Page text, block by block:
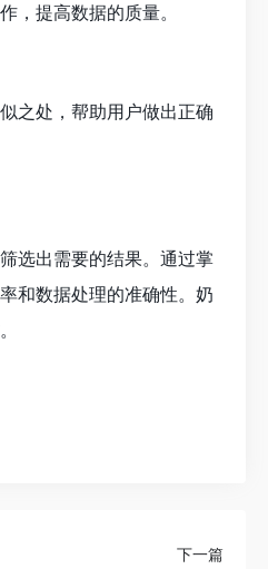
，提高数据的质量。
之处，帮助用户做出正确
选出需要的结果。通过掌
和数据处理的准确性。奶
下一篇